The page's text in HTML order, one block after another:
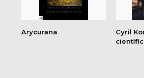
Arycurana
Cyril